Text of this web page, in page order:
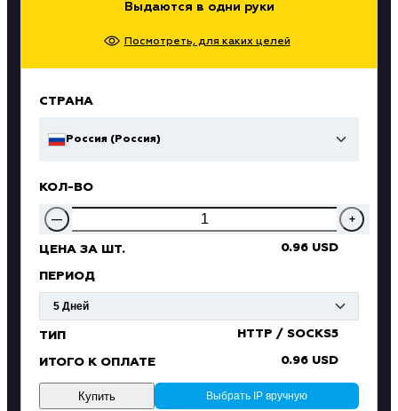
Выдаются в одни руки
Посмотреть, для каких целей
СТРАНА
Россия (Россия)
КОЛ-ВО
— +
ЦЕНА ЗА ШТ. 0.96 USD
ПЕРИОД
ТИП HTTP / SOCKS5
ИТОГО К ОПЛАТЕ 0.96 USD
Выбрать IP вручную
Купить